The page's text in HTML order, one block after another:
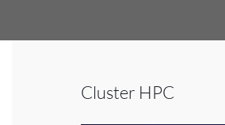
Cluster HPC